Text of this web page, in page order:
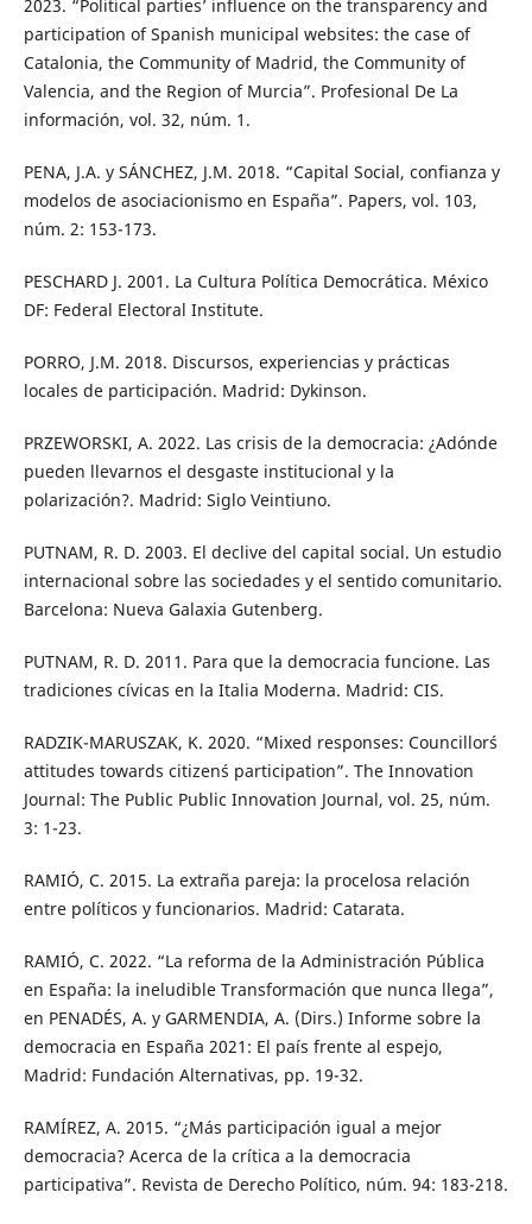
2023. “Political parties’ influence on the transparency and
participation of Spanish municipal websites: the case of
Catalonia, the Community of Madrid, the Community of
Valencia, and the Region of Murcia”. Profesional De La
información, vol. 32, núm. 1.
PENA, J.A. y SÁNCHEZ, J.M. 2018. “Capital Social, confianza y
modelos de asociacionismo en España”. Papers, vol. 103,
núm. 2: 153-173.
PESCHARD J. 2001. La Cultura Política Democrática. México
DF: Federal Electoral Institute.
PORRO, J.M. 2018. Discursos, experiencias y prácticas
locales de participación. Madrid: Dykinson.
PRZEWORSKI, A. 2022. Las crisis de la democracia: ¿Adónde
pueden llevarnos el desgaste institucional y la
polarización?. Madrid: Siglo Veintiuno.
PUTNAM, R. D. 2003. El declive del capital social. Un estudio
internacional sobre las sociedades y el sentido comunitario.
Barcelona: Nueva Galaxia Gutenberg.
PUTNAM, R. D. 2011. Para que la democracia funcione. Las
tradiciones cívicas en la Italia Moderna. Madrid: CIS.
RADZIK-MARUSZAK, K. 2020. “Mixed responses: Councillor´s
attitudes towards citizen´s participation”. The Innovation
Journal: The Public Public Innovation Journal, vol. 25, núm.
3: 1-23.
RAMIÓ, C. 2015. La extraña pareja: la procelosa relación
entre políticos y funcionarios. Madrid: Catarata.
RAMIÓ, C. 2022. “La reforma de la Administración Pública
en España: la ineludible Transformación que nunca llega”,
en PENADÉS, A. y GARMENDIA, A. (Dirs.) Informe sobre la
democracia en España 2021: El país frente al espejo,
Madrid: Fundación Alternativas, pp. 19-32.
RAMÍREZ, A. 2015. “¿Más participación igual a mejor
democracia? Acerca de la crítica a la democracia
participativa”. Revista de Derecho Político, núm. 94: 183-218.